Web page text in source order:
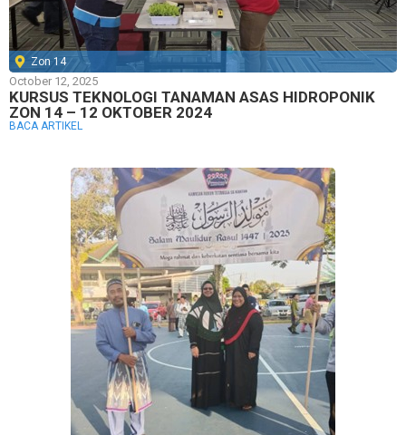
Zon 14
October 12, 2025
KURSUS TEKNOLOGI TANAMAN ASAS HIDROPONIK
ZON 14 – 12 OKTOBER 2024
BACA ARTIKEL